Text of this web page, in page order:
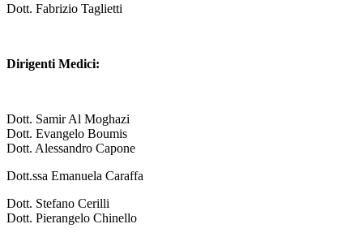
Dott. Fabrizio Taglietti
Dirigenti Medici:
Dott. Samir Al Moghazi
Dott. Evangelo Boumis
Dott. Alessandro Capone
Dott.ssa Emanuela Caraffa
Dott. Stefano Cerilli
Dott. Pierangelo Chinello